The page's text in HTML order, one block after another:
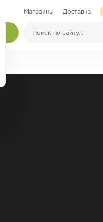
Магазины Доставка
Производители